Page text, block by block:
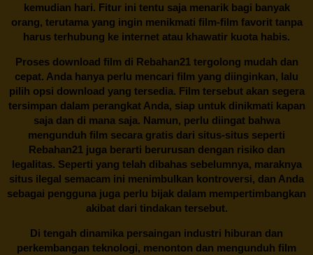
kemudian hari. Fitur ini tentu saja menarik bagi banyak
orang, terutama yang ingin menikmati film-film favorit tanpa
harus terhubung ke internet atau khawatir kuota habis.
Proses download film di Rebahan21tergolong mudah dan
cepat. Anda hanya perlu mencari film yang diinginkan, lalu
pilih opsi download yang tersedia. Film tersebut akan segera
tersimpan dalam perangkat Anda, siap untuk dinikmati kapan
saja dan di mana saja. Namun, perlu diingat bahwa
mengunduh film secara gratis dari situs-situs seperti
Rebahan21 juga berarti berurusan dengan risiko dan
legalitas. Seperti yang telah dibahas sebelumnya, maraknya
situs ilegal semacam ini menimbulkan kontroversi, dan Anda
sebagai pengguna juga perlu bijak dalam mempertimbangkan
akibat dari tindakan tersebut.
Di tengah dinamika persaingan industri hiburan dan
perkembangan teknologi, menonton dan mengunduh film